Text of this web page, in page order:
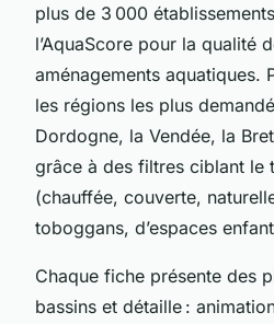
plus de 3 000
l’AquaScore pour la qualité
aménagements aquatiques.
les régions les plus
Dordogne, la Vendée, la
grâce à des filtres ciblant le
(chauffée, couverte,
toboggans, d’espaces
Chaque fiche présente des
bassins et détaille :